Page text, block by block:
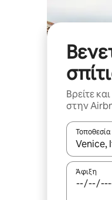
Βρείτε
στην
Τοποθεσία
Όταν τα
Άφιξη